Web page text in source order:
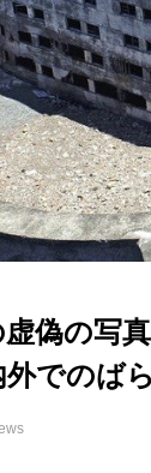
偽の写
外でのば